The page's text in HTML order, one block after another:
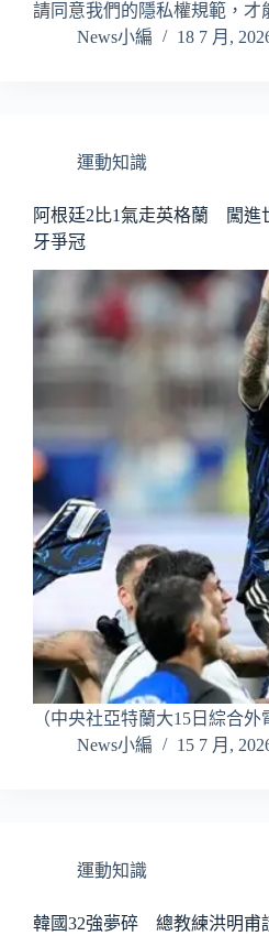
請同意我們的隱私權規範，
News小編
18 7 月,
運動知識
阿根廷2比1氣走英格蘭 闖進
牙爭冠
（中央社亞特蘭大15日綜合
News小編
15 7 月,
運動知識
韓國32強夢碎 總教練洪明甫